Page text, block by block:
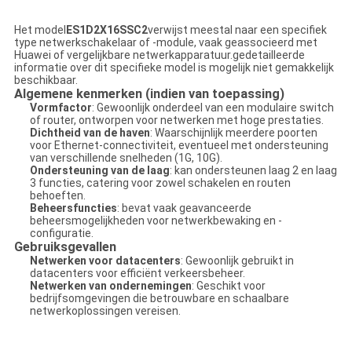
Het model ES1D2X16SSC2verwijst meestal naar een specifiek
type netwerkschakelaar of -module, vaak geassocieerd met
Huawei of vergelijkbare netwerkapparatuur.gedetailleerde
informatie over dit specifieke model is mogelijk niet gemakkelijk
beschikbaar.
Algemene kenmerken (indien van toepassing)
Vormfactor: Gewoonlijk onderdeel van een modulaire switch
of router, ontworpen voor netwerken met hoge prestaties.
Dichtheid van de haven: Waarschijnlijk meerdere poorten
voor Ethernet-connectiviteit, eventueel met ondersteuning
van verschillende snelheden (1G, 10G).
Ondersteuning van de laag: kan ondersteunen laag 2 en laag
3 functies, catering voor zowel schakelen en routen
behoeften.
Beheersfuncties: bevat vaak geavanceerde
beheersmogelijkheden voor netwerkbewaking en -
configuratie.
Gebruiksgevallen
Netwerken voor datacenters: Gewoonlijk gebruikt in
datacenters voor efficiënt verkeersbeheer.
Netwerken van ondernemingen: Geschikt voor
bedrijfsomgevingen die betrouwbare en schaalbare
netwerkoplossingen vereisen.